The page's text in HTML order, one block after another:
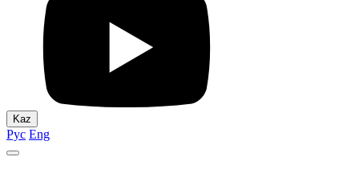
Kaz
Рус Eng